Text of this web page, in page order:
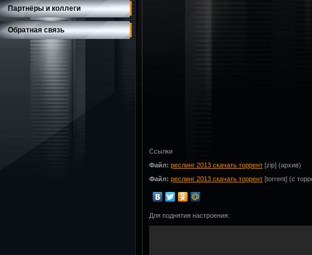
Партнёры и коллеги
Обратная связь
Ссылки
Файл: реслинг 2013 скачать торрент [zip] (архив)
Файл: реслинг 2013 скачать торрент [torrent] (с
Для поднятия настроения: